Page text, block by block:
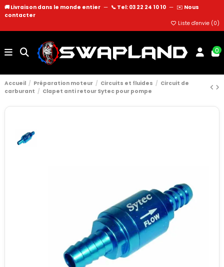
🚚 Livraison dans le monde entier — 📞 Tel: 03 22 24 10 10 — ✉️ Nous
contacter
Liste d'envie (0)
0
Accueil Préparation moteur Circuits et fluides
Circuit de
carburant
Clapet anti retour Sytec pour pompe